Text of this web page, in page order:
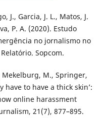
J., Garcia, J. L., Matos, J.
P. A. (2020). Estudo
no jornalismo no
Sopcom.
Mekelburg, M., Springer,
have to have a thick skin’:
online harassment
21(7), 877–895.